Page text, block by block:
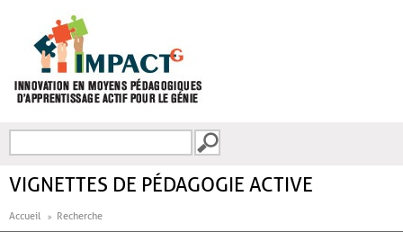
FORMULAIRE DE
VIGNETTES DE PÉDAGOGIE ACTIVE
Accueil Recherche